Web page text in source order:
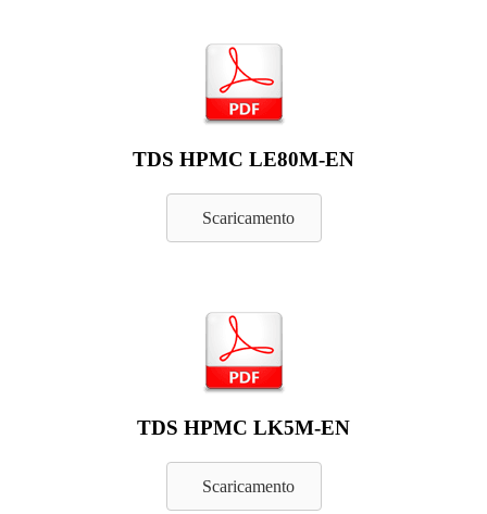
TDS HPMC LE80M-EN
Scaricamento
TDS HPMC LK5M-EN
Scaricamento